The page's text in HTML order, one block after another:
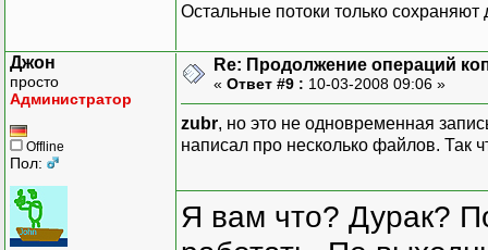
Остальные потоки только
Джон
просто
Администратор
Offline
Пол:
Re: Продолжение операций
« Ответ #9 : 10-03-2008 09:06 »
zubr, но это не одновременная
написал про несколько файлов. Так
Я вам что? Дурак?